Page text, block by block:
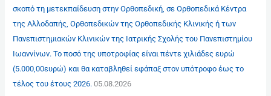
σκοπό τη μετεκπαίδευση στην Ορθοπεδική, σε Ορθοπεδικά Κέντρα
της Αλλοδαπής, Ορθοπεδικών της Ορθοπεδικής Κλινικής ή των
Πανεπιστημιακών Κλινικών της Ιατρικής Σχολής του Πανεπιστημίου
Ιωαννίνων. Το ποσό της υποτροφίας είναι πέντε χιλιάδες ευρώ
(5.000,00ευρώ) και θα καταβληθεί εφάπαξ στον υπότροφο έως το
τέλος του έτους 2026. 05.08.2026